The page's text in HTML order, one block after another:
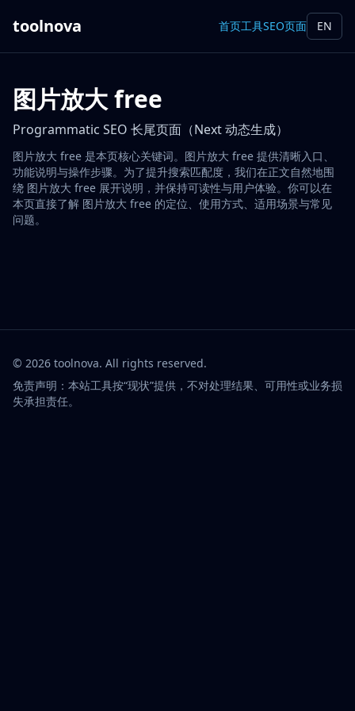
toolnova 首页工具SEO页面 EN
图片放大 free
Programmatic SEO 长尾页面（Next 动态生成）
图片放大 free 是本页核心关键词。图片放大 free 提供清晰入口、
功能说明与操作步骤。为了提升搜索匹配度，我们在正文自然地围
绕 图片放大 free 展开说明，并保持可读性与用户体验。你可以在
本页直接了解 图片放大 free 的定位、使用方式、适用场景与常见
问题。
© 2026 toolnova. All rights reserved.
免责声明：本站工具按“现状”提供，不对处理结果、可用性或业务损
失承担责任。